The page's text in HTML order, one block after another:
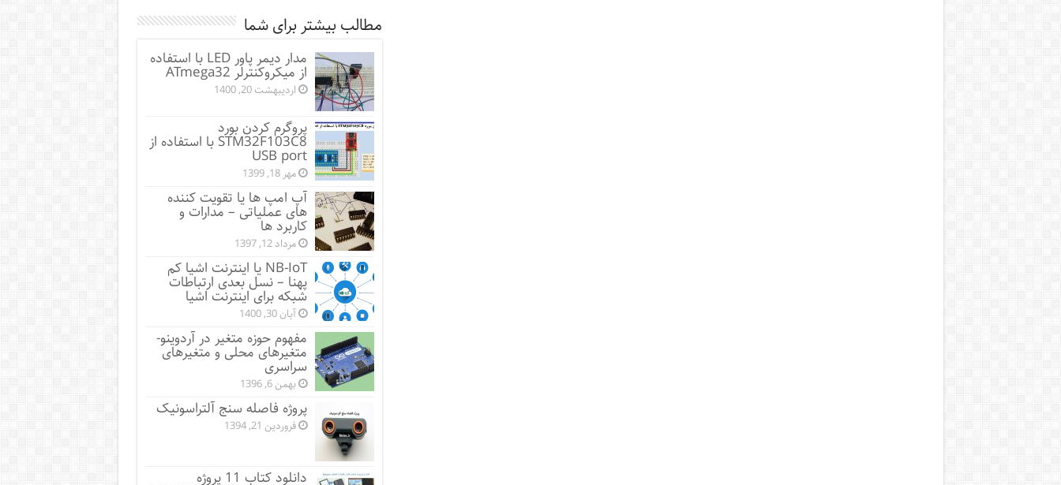
مطالب بیشتر برای شما
مدار دیمر پاور LED با استفاده
از میکروکنترلر ATmega32
اردیبهشت 20, 1400
پروگرم کردن بورد
STM32F103C8 با استفاده از
USB port
مهر 18, 1399
آپ امپ ها یا تقویت کننده
های عملیاتی – مدارات و
کاربرد ها
مرداد 12, 1397
NB-IoT یا اینترنت اشیا کم
پهنا – نسل بعدی ارتباطات
شبکه برای اینترنت اشیا
آبان 30, 1400
مفهوم حوزه متغیر در آردوینو-
متغیرهای محلی و متغیرهای
سراسری
بهمن 6, 1396
پروژه فاصله سنج آلتراسونیک
فروردین 21, 1394
دانلود کتاب 11 پروژه